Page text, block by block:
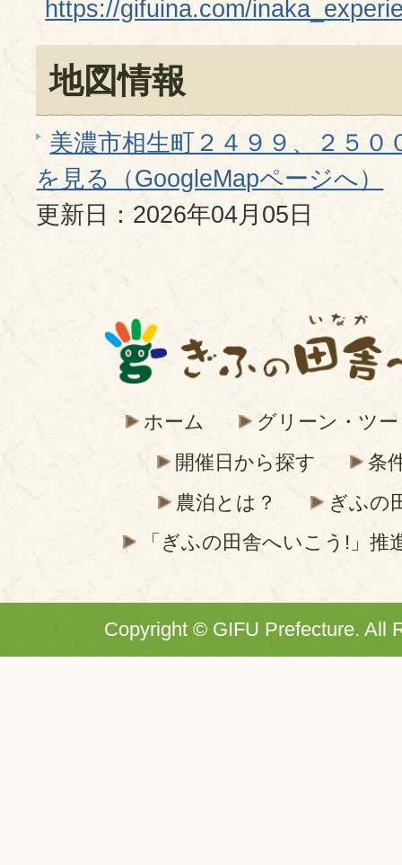
https://gifuina.com/
地図情報
美濃市相生町２４９９、２５０
を見る（GoogleMapページへ）
更新日：2026年04月05日
ホーム
グリーン・ツ
開催日から探す
条
農泊とは？
ぎふの
「ぎふの田舎へいこう!」推
Copyright © GIFU Prefecture. All